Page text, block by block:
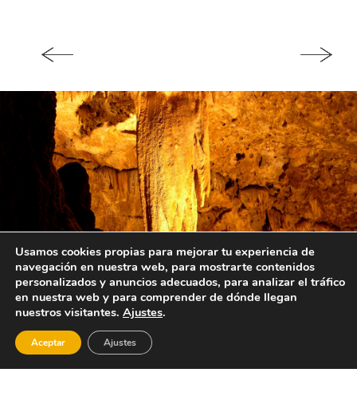
Usamos cookies propias para mejorar tu experiencia de
navegación en nuestra web, para mostrarte contenidos
personalizados y anuncios adecuados, para analizar el tráfico
en nuestra web y para comprender de dónde llegan
nuestros visitantes. Ajustes.
Aceptar Ajustes